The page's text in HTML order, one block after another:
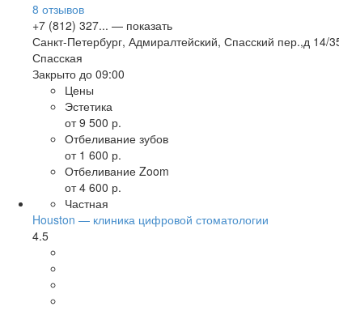
8 отзывов
+7 (812) 327... — показать
Санкт-Петербург, Адмиралтейский, Спасский пер.,д 14/
Спасская
Закрыто до 09:00
Цены
Эстетика
от 9 500 р.
Отбеливание зубов
от 1 600 р.
Отбеливание Zoom
от 4 600 р.
Частная
Houston — клиника цифровой стоматологии
4.5